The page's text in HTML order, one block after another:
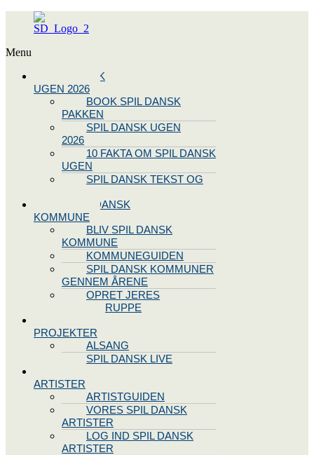
Menu
SPIL DANSK
UGEN 2026
BOOK SPIL DANSK
PAKKEN
SPIL DANSK UGEN
2026
10 FAKTA OM SPIL DANSK
UGEN
SPIL DANSK TEKST OG
BLIV SPIL DANSK
KOMMUNE
BLIV SPIL DANSK
KOMMUNE
KOMMUNEGUIDEN
SPIL DANSK KOMMUNER
GENNEM ÅRENE
OPRET JERES
STYREGRUPPE
PROJEKTER
ALSANG
SPIL DANSK LIVE
ARTISTER
ARTISTGUIDEN
VORES SPIL DANSK
ARTISTER
LOG IND SPIL DANSK
ARTISTER